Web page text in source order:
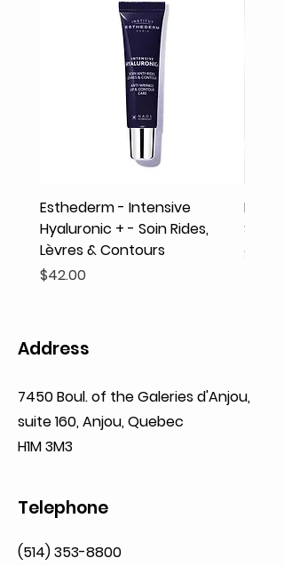
Esthederm - Intensive
Hyaluronic + - Soin Rides,
Lèvres & Contours
Price
$42.00
Price
$41.93
Address
7450 Boul. of the Galeries d'Anjou,
suite 160,Anjou, Quebec
H1M 3M3
Telephone
(514) 353-8800